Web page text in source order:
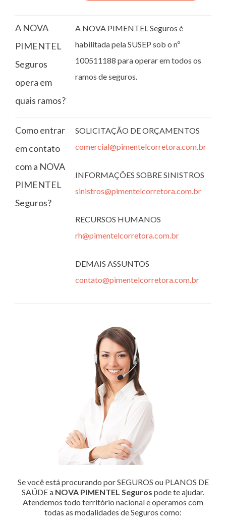
A NOVA
PIMENTEL
Seguros
opera em
quais ramos?
A NOVA PIMENTEL Seguros é
habilitada pela SUSEP sob o nº
100511188 para operar em todos os
ramos de seguros.
Como entrar
em contato
com a NOVA
PIMENTEL
Seguros?
SOLICITAÇÃO DE ORÇAMENTOS
comercial@pimentelcorretora.com.br
INFORMAÇÕES SOBRE SINISTROS
sinistros@pimentelcorretora.com.br
RECURSOS HUMANOS
rh@pimentelcorretora.com.br
DEMAIS ASSUNTOS
contato@pimentelcorretora.com.br
Se você está procurando por SEGUROS ou PLANOS DE
SAÚDE a NOVA PIMENTEL Seguros pode te ajudar.
Atendemos todo território nacional e operamos com
todas as modalidades de Seguros como: